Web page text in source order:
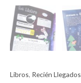
Libros, Recién Llegados